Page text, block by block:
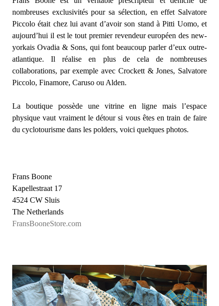
nombreuses exclusivités pour sa sélection, en effet Salvatore
Piccolo était chez lui avant d’avoir son stand à Pitti Uomo, et
aujourd’hui il est le tout premier revendeur européen des new-
yorkais Ovadia & Sons, qui font beaucoup parler d’eux outre-
atlantique. Il réalise en plus de cela de nombreuses
collaborations, par exemple avec Crockett & Jones, Salvatore
Piccolo, Finamore, Caruso ou Alden.
La boutique possède une vitrine en ligne mais l’espace
physique vaut vraiment le détour si vous êtes en train de faire
du cyclotourisme dans les polders, voici quelques photos.
Frans Boone
Kapellestraat 17
4524 CW Sluis
The Netherlands
FransBooneStore.com